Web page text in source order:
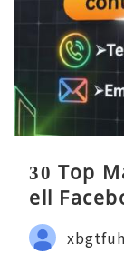
30 Top
ell
xbgtfuh